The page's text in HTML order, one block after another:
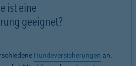
ist eine
geeignet?
Hundeversicherungen an.